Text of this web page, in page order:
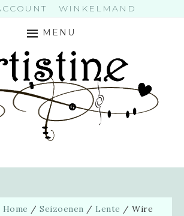
WINKELMAND
MENU
Home / Seizoenen / Lente / Wire